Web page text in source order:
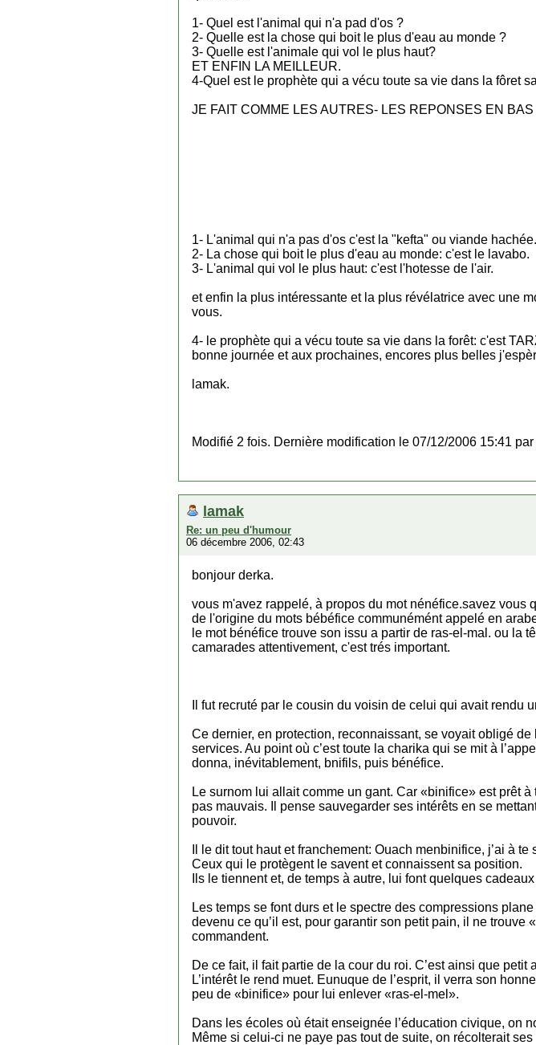
1- Quel est l'animal qui n'a pad d'os ?
2- Quelle est la chose qui boit le plus d'eau au monde ?
3- Quelle est l'animale qui vol le plus haut?
ET ENFIN LA MEILLEUR.
4-Quel est le prophète qui a vécu toute sa vie dans la fôret
JE FAIT COMME LES AUTRES- LES REPONSES EN BAS
1- L'animal qui n'a pas d'os c'est la "kefta" ou viande hachée.
2- La chose qui boit le plus d'eau au monde: c'est le lavabo.
3- L'animal qui vol le plus haut: c'est l'hotesse de l'air.
et enfin la plus intéressante et la plus révélatrice avec une
vous.
4- le prophète qui a vécu toute sa vie dans la forêt: c'est
bonne journée et aux prochaines, encores plus belles
lamak.
Modifié 2 fois. Dernière modification le 07/12/2006 15:41
lamak
Re: un peu d'humour
06 décembre 2006, 02:43
bonjour derka.
vous m'avez rappelé, à propos du mot nénéfice.savez
de l'origine du mots bébéfice communémént appelé en
le mot bénéfice trouve son issu a partir de ras-el-mal. ou la
camarades attentivement, c'est trés important.
Il fut recruté par le cousin du voisin de celui qui avait rendu
Ce dernier, en protection, reconnaissant, se voyait obligé
services. Au point où c’est toute la charika qui se mit à
donna, inévitablement, bnifils, puis bénéfice.
Le surnom lui allait comme un gant. Car «binifice» est prêt
pas mauvais. Il pense sauvegarder ses intérêts en se
pouvoir.
Il le dit tout haut et franchement: Ouach menbinifice, j’ai à
Ceux qui le protègent le savent et connaissent sa position.
Ils le tiennent et, de temps à autre, lui font quelques
Les temps se font durs et le spectre des compressions
devenu ce qu’il est, pour garantir son petit pain, il ne
commandent.
De ce fait, il fait partie de la cour du roi. C’est ainsi que
L’intérêt le rend muet. Eunuque de l’esprit, il verra son
peu de «binifice» pour lui enlever «ras-el-mel».
Dans les écoles où était enseignée l’éducation civique, on
Même si celui-ci ne paye pas tout de suite, on récolterait